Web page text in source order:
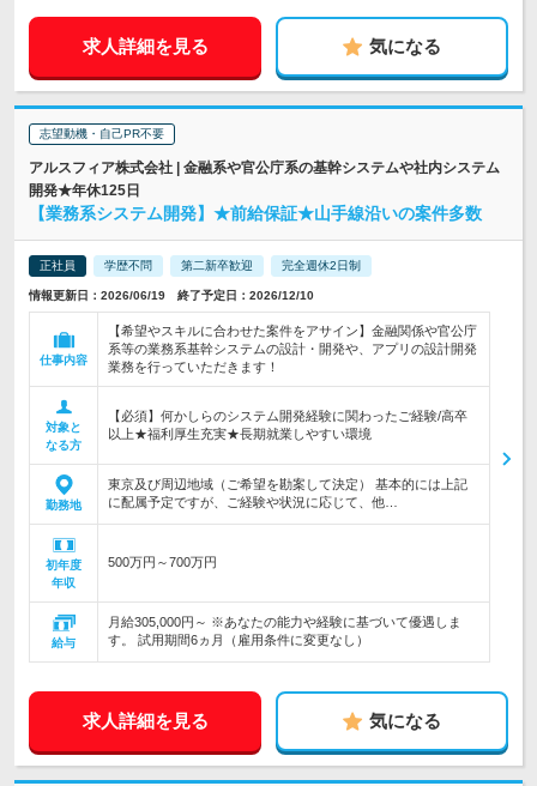
求人詳細を見る 気になる
志望動機・自己PR不要
アルスフィア株式会社 | 金融系や官公庁系の基幹システムや社内システム
開発★年休125日
【業務系システム開発】★前給保証★山手線沿いの案件多数
正社員 学歴不問 第二新卒歓迎 完全週休2日制
情報更新日：2026/06/19 終了予定日：2026/12/10
仕事内容
【希望やスキルに合わせた案件をアサイン】金融関係や官公庁
系等の業務系基幹システムの設計・開発や、アプリの設計開発
業務を行っていただきます！
対象と
なる方
【必須】何かしらのシステム開発経験に関わったご経験/高卒
以上★福利厚生充実★長期就業しやすい環境
勤務地
東京及び周辺地域（ご希望を勘案して決定） 基本的には上記
に配属予定ですが、ご経験や状況に応じて、他…
初年度
年収
500万円～700万円
給与
月給305,000円～ ※あなたの能力や経験に基づいて優遇しま
す。 試用期間6ヵ月（雇用条件に変更なし）
求人詳細を見る 気になる